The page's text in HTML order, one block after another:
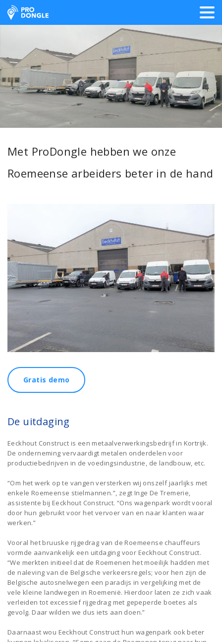
ProDongle Track & Trace
Met ProDongle hebben we onze
Roemeense arbeiders beter in de hand
Gratis demo
De uitdaging
Eeckhout Construct is een metaalverwerkingsbedrijf in Kortrijk.
De onderneming vervaardigt metalen onderdelen voor
productiebedrijven in de voedingsindustrie, de landbouw, etc.
“Om het werk op te vangen versterken wij onszelf jaarlijks met
enkele Roemeense stielmannen.”, zegt Inge De Tremerie,
assistente bij Eeckhout Construct. “Ons wagenpark wordt vooral
door hun gebruikt voor het vervoer van en naar klanten waar
werken.”
Vooral het bruuske rijgedrag van de Roemeense chauffeurs
vormde aanvankelijk een uitdaging voor Eeckhout Construct.
“We merkten initieel dat de Roemenen het moeilijk hadden met
de naleving van de Belgische verkeersregels; voor hen zijn de
Belgische autosnelwegen een paradijs in vergelijking met de
vele kleine landwegen in Roemenië. Hierdoor laten ze zich vaak
verleiden tot excessief rijgedrag met gepeperde boetes als
gevolg. Daar wilden we dus iets aan doen.”
Daarnaast wou Eeckhout Construct hun wagenpark ook beter